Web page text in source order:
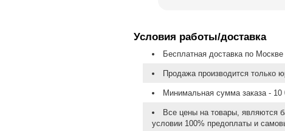
Условия работы/доставка
Бесплатная доставка по
Продажа производится только
Минимальная сумма заказа - 10
Все цены на товары, являются
условии 100% предоплаты и